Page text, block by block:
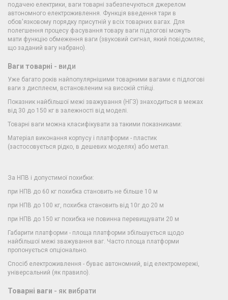
подачею електрики, ваги товарні забезпечуються джерелом
автономного електроживлення. Функція введення тари в
обов'язковому порядку присутній у всіх товарних вагах. Для
полегшення процесу фасування товару ваги підлогові можуть
мати функцію обмеження ваги (звуковий сигнал, який повідомляє,
що заданий вагу набрано).
Ваги товарні - види
Уже багато років найпопулярнішими товарними вагами є підлогові
ваги з дисплеєм, встановленим на високій стійці.
Показник найбільшої межі зважування (НГЗ) знаходиться в межах
від 30 до 150 кг в залежності від моделі.
Товарні ваги можна класифікувати за такими показниками:
Матеріал виконання корпусу і платформи - пластик
(застосовується рідко, в дешевих моделях) або метал.
За НПВ і допустимої похибки:
при НПВ до 60 кг похибка становить не більше 10 м
при НПВ до 100 кг, похибка становить від 10г до 20 м
при НПВ до 150 кг похибка не повинна перевищувати 20 м
Габарити платформи - площа платформи збільшується щодо
найбільшої межі зважування ваг. Часто площа платформи
пропонується опціонально.
Спосіб електроживлення - буває автономний, від електромережі,
універсальний (як правило).
Товарні ваги - як вибрати